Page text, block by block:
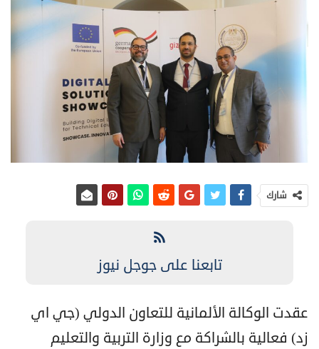
شارك
تابعنا على جوجل نيوز
عقدت الوكالة الألمانية للتعاون الدولي (جي اي
زد) فعالية بالشراكة مع وزارة التربية والتعليم